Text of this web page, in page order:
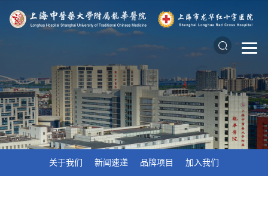
关于我们 新闻速递 品牌项目 加入我们